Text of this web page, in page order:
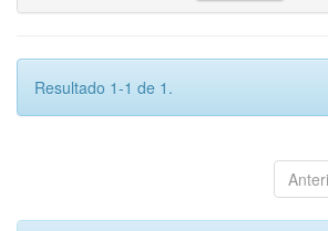
Resultado 1-1 de 1.